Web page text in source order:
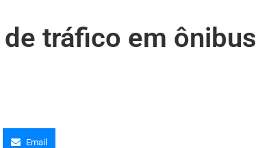
tráfico em ônibus
Email